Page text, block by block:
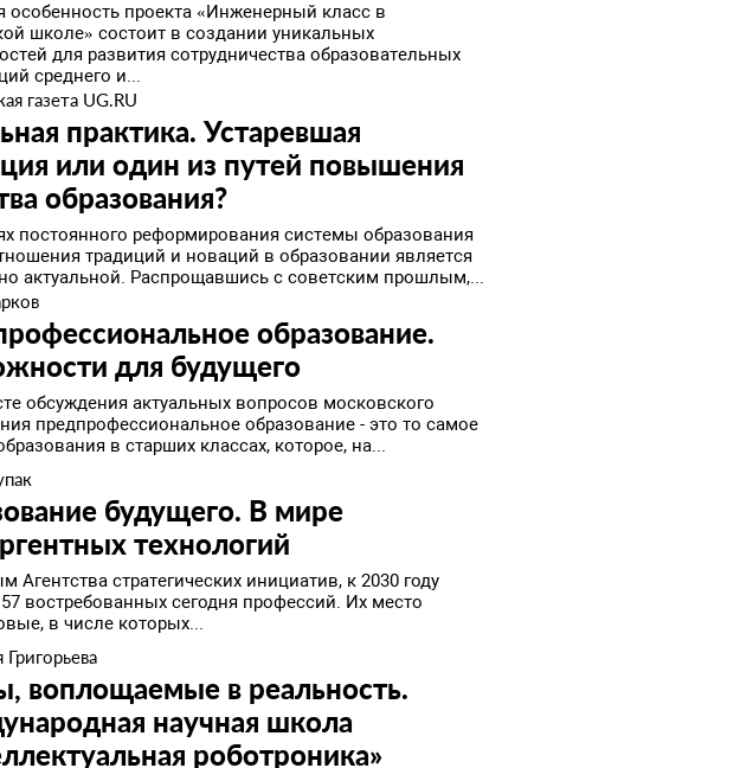
особенность проекта «Инженерный класс в
школе» состоит в создании уникальных
для развития сотрудничества образовательных
среднего и...
газета UG.RU
практика. Устаревшая
или один из путей повышения
образования?
постоянного реформирования системы образования
традиций и новаций в образовании является
актуальной. Распрощавшись с советским прошлым,...
образование.
для будущего
обсуждения актуальных вопросов московского
предпрофессиональное образование - это то самое
в старших классах, которое, на...
будущего. В мире
технологий
Агентства стратегических инициатив, к 2030 году
57 востребованных сегодня профессий. Их место
в числе которых...
Григорьева
воплощаемые в реальность.
научная школа
роботроника»